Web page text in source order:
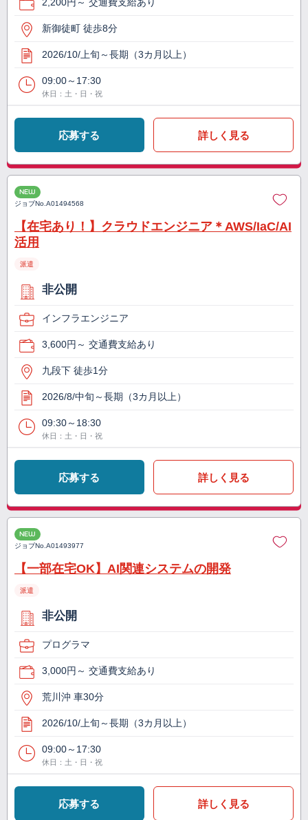
2,200円～ 交通費支給あり
新御徒町 徒歩8分
2026/10/上旬～長期（3カ月以上）
09:00～17:30
休日：土・日・祝
応募する 詳しく見る
NEW
ジョブNo.A01494568
【在宅あり！】クラウドエンジニア＊AWS/IaC/AI
活用
派遣
非公開
インフラエンジニア
3,600円～ 交通費支給あり
九段下 徒歩1分
2026/8/中旬～長期（3カ月以上）
09:30～18:30
休日：土・日・祝
応募する 詳しく見る
NEW
ジョブNo.A01493977
【一部在宅OK】AI関連システムの開発
派遣
非公開
プログラマ
3,000円～ 交通費支給あり
荒川沖 車30分
2026/10/上旬～長期（3カ月以上）
09:00～17:30
休日：土・日・祝
応募する 詳しく見る